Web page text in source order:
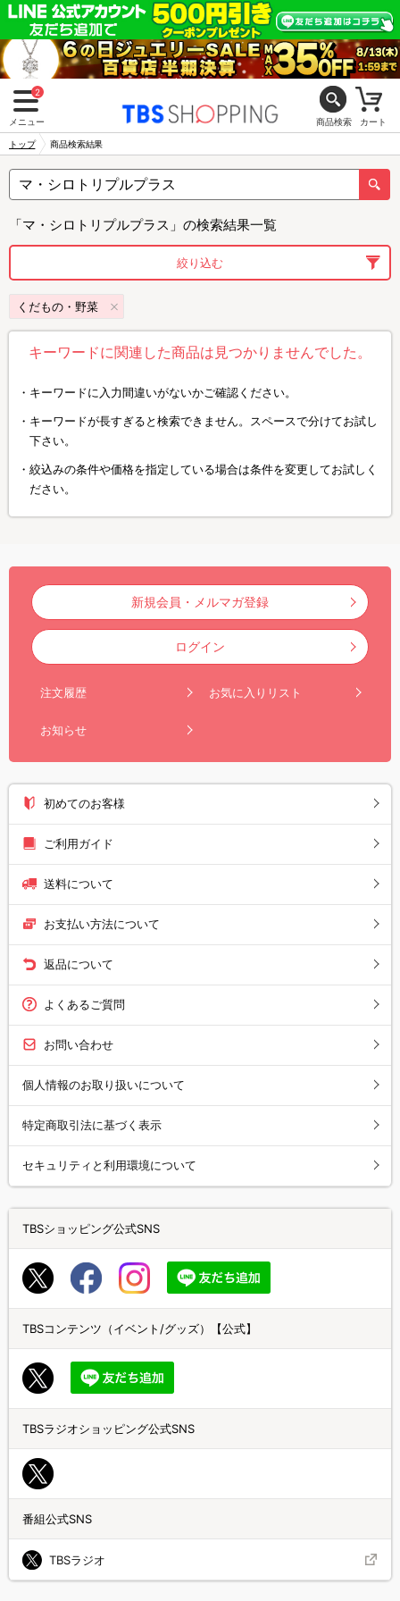
2
メニュー 商品検索 カート
トップ 商品検索結果
「マ・シロトリプルプラス」の検索結果一覧
絞り込む
くだもの・野菜
キーワードに関連した商品は見つかりませんでした。
キーワードに入力間違いがないかご確認ください。
キーワードが長すぎると検索できません。スペースで分けてお試し
下さい。
絞込みの条件や価格を指定している場合は条件を変更してお試しく
ださい。
新規会員・メルマガ登録
ログイン
注文履歴 お気に入りリスト
お知らせ
初めてのお客様
ご利用ガイド
送料について
お支払い方法について
返品について
よくあるご質問
お問い合わせ
個人情報のお取り扱いについて
特定商取引法に基づく表示
セキュリティと利用環境について
TBSショッピング公式SNS
TBSコンテンツ（イベント/グッズ）【公式】
TBSラジオショッピング公式SNS
番組公式SNS
TBSラジオ